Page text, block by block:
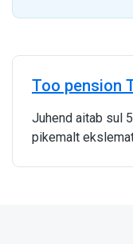
Too pension
Juhend aitab sul
pikemalt